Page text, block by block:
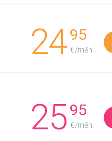
2495
€/mēn.
2595
€/mēn.